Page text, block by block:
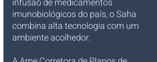
infusão de medicamentos
imunobiológicos do país, o Saha
combina alta tecnologia com um
ambiente acolhedor.